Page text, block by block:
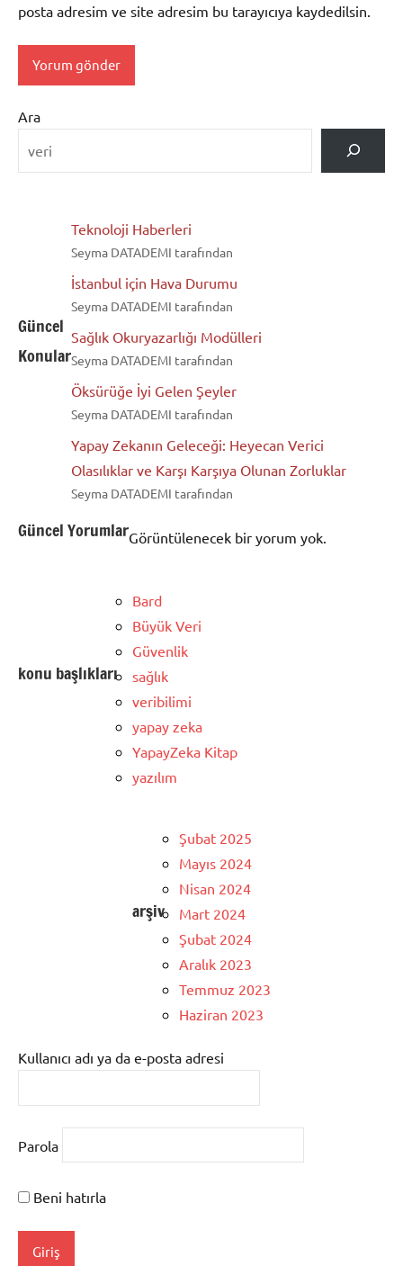
posta adresim ve site adresim bu tarayıcıya kaydedilsin.
Ara
Güncel
Konular
Teknoloji Haberleri
Seyma DATADEMI tarafından
İstanbul için Hava Durumu
Seyma DATADEMI tarafından
Sağlık Okuryazarlığı Modülleri
Seyma DATADEMI tarafından
Öksürüğe İyi Gelen Şeyler
Seyma DATADEMI tarafından
Yapay Zekanın Geleceği: Heyecan Verici
Olasılıklar ve Karşı Karşıya Olunan Zorluklar
Seyma DATADEMI tarafından
Güncel YorumlarGörüntülenecek bir yorum yok.
konu başlıkları
Bard
Büyük Veri
Güvenlik
sağlık
veribilimi
yapay zeka
YapayZeka Kitap
yazılım
arşiv
Şubat 2025
Mayıs 2024
Nisan 2024
Mart 2024
Şubat 2024
Aralık 2023
Temmuz 2023
Haziran 2023
Kullanıcı adı ya da e-posta adresi
Parola
Beni hatırla